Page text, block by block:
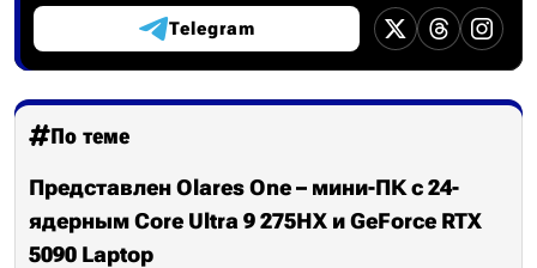
Telegram
По теме
Представлен Olares One – мини-ПК c 24-
ядерным Core Ultra 9 275HX и GeForce RTX
5090 Laptop